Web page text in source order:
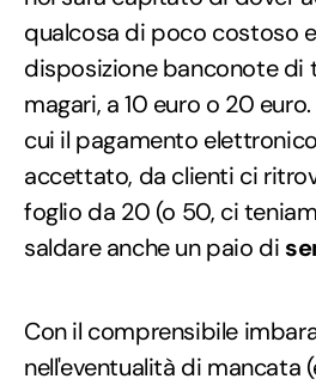
qualcosa di poco costoso
disposizione banconote di
magari, a 10 euro o 20
cui il pagamento
accettato, da clienti ci
foglio da 20 (o 50, ci
saldare anche un paio di
Con il comprensibile
nell'eventualità di mancata